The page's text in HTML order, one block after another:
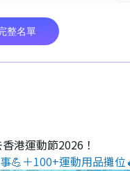
港運動節2026！
💪＋100+運動用品攤位